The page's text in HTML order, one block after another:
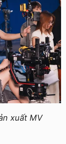
xuất MV